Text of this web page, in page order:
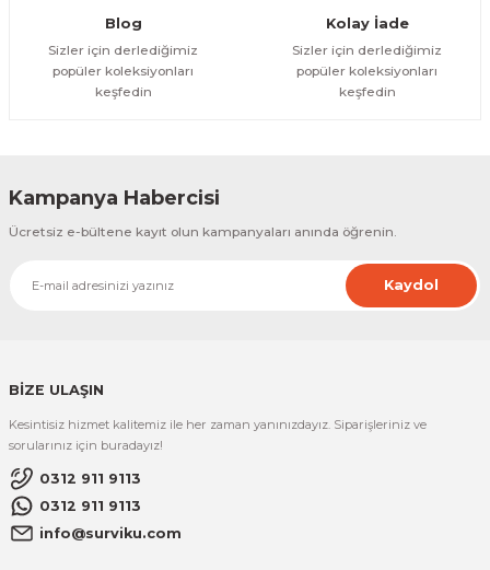
Blog
Sizler için derlediğimiz
popüler koleksiyonları
keşfedin
Kolay İade
Sizler için derlediğimiz
popüler koleksiyonları
keşfedin
Kampanya Habercisi
Ücretsiz e-bültene kayıt olun kampanyaları anında öğrenin.
Kaydol
BİZE ULAŞIN
Kesintisiz hizmet kalitemiz ile her zaman yanınızdayız. Siparişleriniz ve
sorularınız için buradayız!
0312 911 9113
0312 911 9113
info@surviku.com